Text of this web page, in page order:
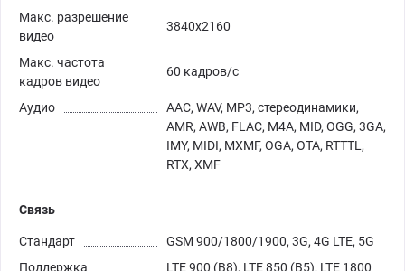
Макс. разрешение
видео
3840x2160
Макс. частота
кадров видео
60 кадров/с
Аудио
AAC, WAV, MP3, стереодинамики,
AMR, AWB, FLAC, M4A, MID, OGG, 3GA,
IMY, MIDI, MXMF, OGA, OTA, RTTTL,
RTX, XMF
Связь
Стандарт
GSM 900/1800/1900, 3G, 4G LTE, 5G
Поддержка
LTE 900 (B8), LTE 850 (B5), LTE 1800